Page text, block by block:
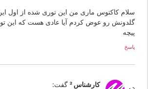
کاکتوس ماری من این توری شده از اول این توری
رو عوض کردم آیا عادی هست که این توری
کارشناس 2 گفت: